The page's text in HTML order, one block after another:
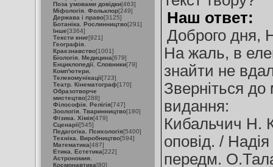
Поза умовами довідки[463]
Міфологія. Фольклор[249]
Держава і право[3125]
Ботаніка. Рослинництво[291]
Інше[3364]
Тексти книг[921]
Географія.
Краєзнавство[1001]
Біологія. Медицина[679]
Енциклопедії. Словники[79]
Комп'ютери.
Телекомунікації[723]
Театр. Кінематограф[170]
Образотворче
мистецтво[288]
Філософія. Релігія[747]
Зоологія. Тваринництво[180]
Фізика. Хімія[479]
Сценарії[545]
Педагогіка. Психологія[5400]
Техніка. Виробництво[594]
Математика[487]
Етика. Естетика[222]
Астрономия.
Космонавтика[80]
Наш ответ:
Доброго дня,
На жаль, в
знайти не
Зверніться до
видання:
Кибальчич Н.
оповід. /
передм.